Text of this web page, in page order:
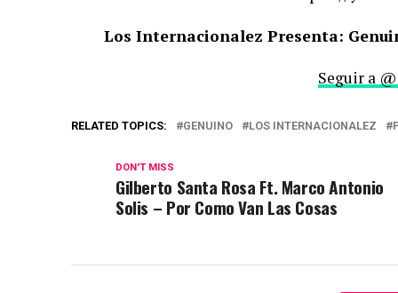
Los Internacionalez Presenta:
Seguir a
RELATED TOPICS: GENUINO LOS INTERNACIONALEZ
DON'T MISS
Gilberto Santa Rosa Ft. Marco Antonio
Solis – Por Como Van Las Cosas